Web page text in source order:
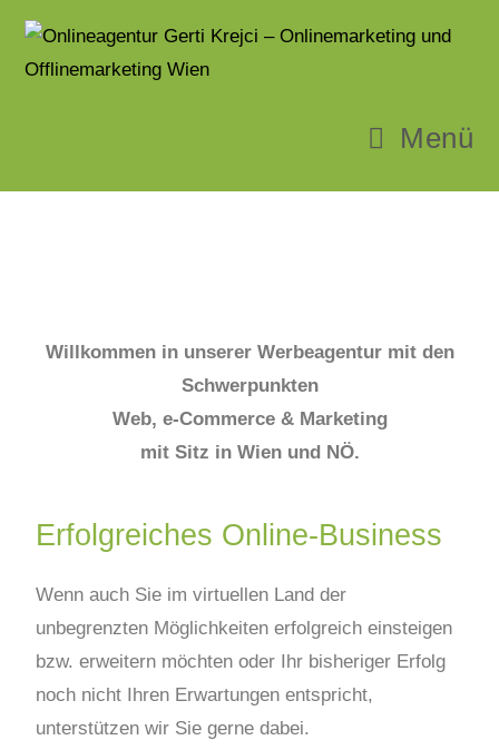
Menü
Willkommen in unserer Werbeagentur mit den
Schwerpunkten
Web, e-Commerce & Marketing
mit Sitz in Wien und NÖ.
Erfolgreiches Online-Business
Wenn auch Sie im virtuellen Land der
unbegrenzten Möglichkeiten erfolgreich einsteigen
bzw. erweitern möchten oder Ihr bisheriger Erfolg
noch nicht Ihren Erwartungen entspricht,
unterstützen wir Sie gerne dabei.